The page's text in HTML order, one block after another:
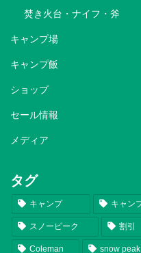
焚き火台・ナイフ・斧
キャンプ場
キャンプ飯
ショップ
セール情報
メディア
タグ
キャンプ キャン
スノーピーク 割引
Coleman snow peak